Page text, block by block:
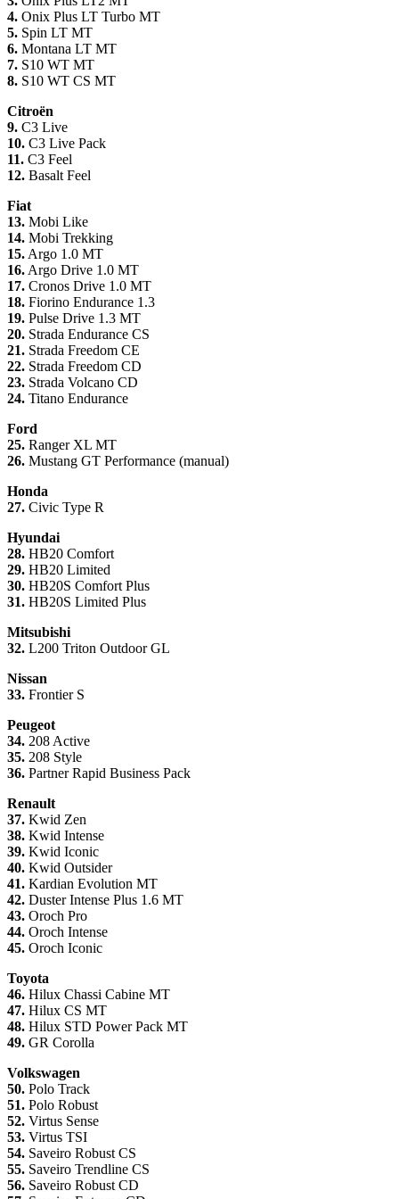
4. Onix Plus LT Turbo MT
5. Spin LT MT
6. Montana LT MT
7. S10 WT MT
8. S10 WT CS MT
Citroën
9. C3 Live
10. C3 Live Pack
11. C3 Feel
12. Basalt Feel
Fiat
13. Mobi Like
14. Mobi Trekking
15. Argo 1.0 MT
16. Argo Drive 1.0 MT
17. Cronos Drive 1.0 MT
18. Fiorino Endurance 1.3
19. Pulse Drive 1.3 MT
20. Strada Endurance CS
21. Strada Freedom CE
22. Strada Freedom CD
23. Strada Volcano CD
24. Titano Endurance
Ford
25. Ranger XL MT
26. Mustang GT Performance (manual)
Honda
27. Civic Type R
Hyundai
28. HB20 Comfort
29. HB20 Limited
30. HB20S Comfort Plus
31. HB20S Limited Plus
Mitsubishi
32. L200 Triton Outdoor GL
Nissan
33. Frontier S
Peugeot
34. 208 Active
35. 208 Style
36. Partner Rapid Business Pack
Renault
37. Kwid Zen
38. Kwid Intense
39. Kwid Iconic
40. Kwid Outsider
41. Kardian Evolution MT
42. Duster Intense Plus 1.6 MT
43. Oroch Pro
44. Oroch Intense
45. Oroch Iconic
Toyota
46. Hilux Chassi Cabine MT
47. Hilux CS MT
48. Hilux STD Power Pack MT
49. GR Corolla
Volkswagen
50. Polo Track
51. Polo Robust
52. Virtus Sense
53. Virtus TSI
54. Saveiro Robust CS
55. Saveiro Trendline CS
56. Saveiro Robust CD